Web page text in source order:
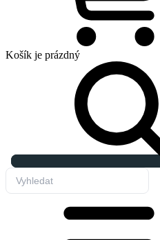
Košík je prázdný